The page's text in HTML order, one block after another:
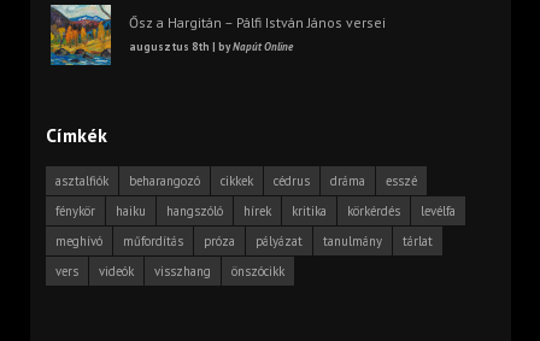
Ősz a Hargitán – Pálfi István János versei
augusztus 8th | byNapút Online
Címkék
asztalfiók beharangozó cikkek cédrus dráma
esszé
fénykör
haiku hangszóló hírek kritika körkérdés
levélfa
meghívó
műfordítás próza pályázat tanulmány
tárlat
vers
videók visszhang önszócikk